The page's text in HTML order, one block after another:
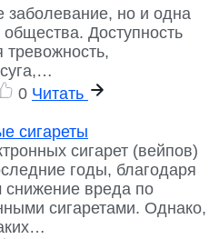
заболевание, но и одна
Доступность
0 Читать
сигареты
сигарет (вейпов)
годы, благодаря
вреда по
сигаретами. Однако,